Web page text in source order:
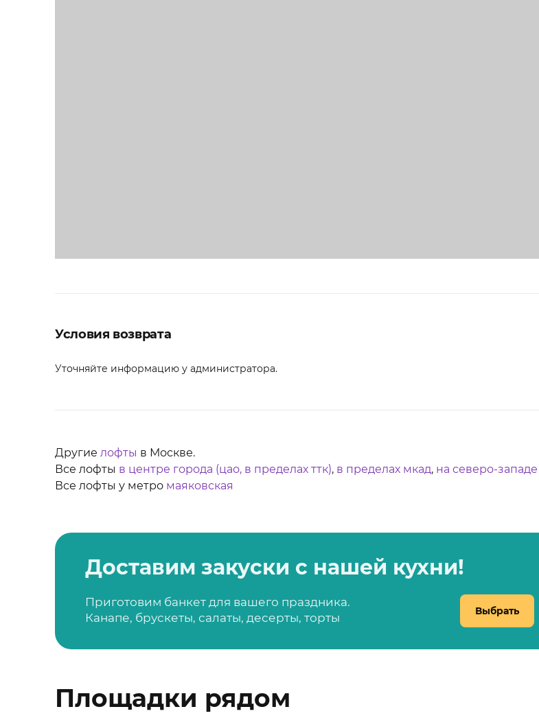
Условия возврата
Уточняйте информацию у администратора.
Другие лофты в Москве.
Все лофты в центре города (цао, в пределах ттк), в пределах мкад, на северо-западе
Все лофты у метро маяковская
Доставим закуски с нашей кухни!
Приготовим банкет для вашего праздника.
Канапе, брускеты, салаты, десерты, торты
Выбрать
Площадки рядом